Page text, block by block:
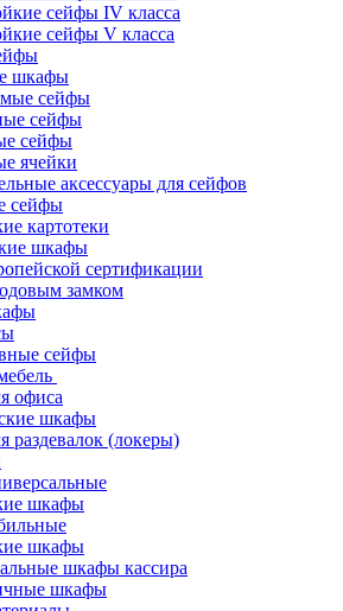
сейфы IV класса
сейфы V класса
шкафы
сейфы
сейфы
сейфы
ячейки
аксессуары для сейфов
сейфы
картотеки
шкафы
сертификации
замком
сейфы
офиса
шкафы
(локеры)
шкафы
шкафы
шкафы кассира
шкафы